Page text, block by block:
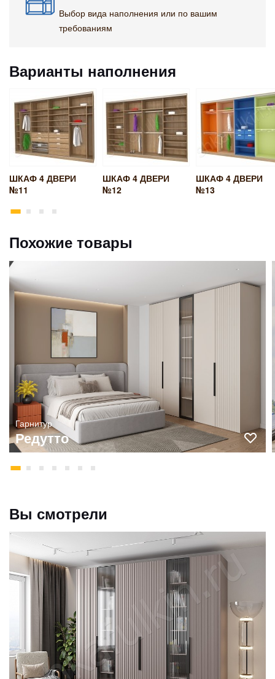
Выбор вида наполнения или по вашим
требованиям
Варианты наполнения
ШКАФ 4 ДВЕРИ
№11
ШКАФ 4 ДВЕРИ
№12
ШКАФ 4 ДВЕРИ
№13
Похожие товары
Гарнитур
Редутто
Вы смотрели